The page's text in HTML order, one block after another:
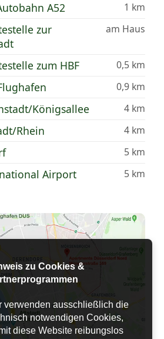
A52 1 km
zur
am Haus
zum HBF 0,5 km
0,9 km
Königsallee 4 km
Rhein 4 km
5 km
Airport 5 km
zu Cookies &
verwenden ausschließlich die
notwendigen Cookies,
diese Website reibungslos